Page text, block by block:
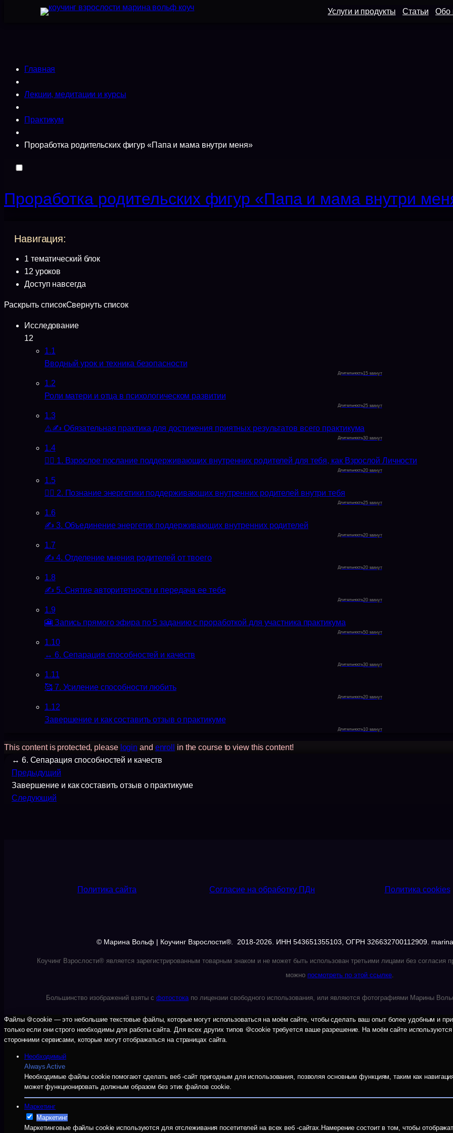
Услуги и продукты Статьи Обо
Главная
Лекции, медитации и курсы
Практикум
Проработка родительских фигур «Папа и мама внутри меня»
Проработка родительских фигур «Папа и мама внутри
1 тематический блок
12 уроков
Доступ навсегда
Раскрыть списокСвернуть список
Исследование
12
1.1
Вводный урок и техника безопасности
15 минут
1.2
Роли матери и отца в психологическом развитии
25 минут
1.3
⚠️✍️ Обязательная практика для достижения приятных результатов всего практикума
30 минут
1.4
🧘‍♀️ 1. Взрослое послание поддерживающих внутренних родителей для тебя, как Взрослой Личности
20 минут
1.5
🧘‍♀️ 2. Познание энергетики поддерживающих внутренних родителей внутри тебя
25 минут
1.6
✍️ 3. Объединение энергетик поддерживающих внутренних родителей
20 минут
1.7
✍️ 4. Отделение мнения родителей от твоего
20 минут
1.8
✍️ 5. Снятие авторитетности и передача ее тебе
20 минут
1.9
🎦 Запись прямого эфира по 5 заданию с проработкой для участника практикума
50 минут
1.10
↔️ 6. Сепарация способностей и качеств
30 минут
1.11
🥰 7. Усиление способности любить
20 минут
1.12
Завершение и как составить отзыв о практикуме
10 минут
This content is protected, please login and enroll
in the course to view this content!
↔️ 6. Сепарация способностей и качеств
Предыдущий
Завершение и как составить отзыв о практикуме
Следующий
Политика сайта Согласие на обработку ПДн Политика cookies
© Марина Вольф | Коучинг Взрослости®. 2018-2026. ИНН 543651355103, ОГРН 326632700112909.
Коучинг Взрослости® является зарегистрированным товарным знаком и не может быть использован третьими лицами без
можно посмотреть по этой ссылке.
Большинство изображений взяты с фотостока по лицензии свободного использования, или являются фотографиями Марины
Файлы 🍪cookie — это небольшие текстовые файлы, которые могут использоваться на моём сайте, чтобы сделать ваш опыт более удобным и
только если они строго необходимы для работы сайта. Для всех других типов 🍪cookie требуется ваше разрешение. На моём сайте
сторонними сервисами, которые могут отображаться на страницах сайта.
Необходимый
Always Active
Необходимые файлы cookie помогают сделать веб -сайт пригодным для использования, позволяя основным функциям, таким как
может функционировать должным образом без этих файлов cookie.
Маркетинг
Маркетинг
Маркетинговые файлы cookie используются для отслеживания посетителей на всех веб -сайтах.Намерение состоит в том, чтобы